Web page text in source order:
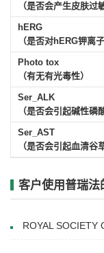
（是否会产生皮肤过
hERG
（是否对hERG钾离
Photo tox
（有无有光毒性）
Ser_ALK
（是否会引起碱性磷
Ser_AST
（是否会引起血清谷
客户使用普瑞法
ROYAL SOCIETY